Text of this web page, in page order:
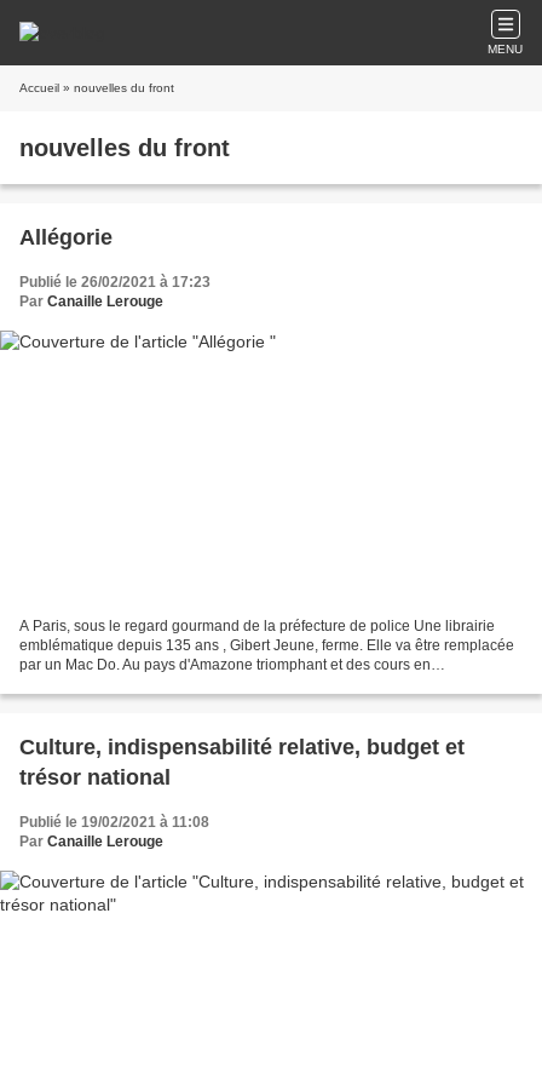
MENU
Accueil » nouvelles du front
nouvelles du front
Allégorie
Publié le 26/02/2021 à 17:23
Par Canaille Lerouge
A Paris, sous le regard gourmand de la préfecture de police Une librairie
emblématique depuis 135 ans , Gibert Jeune, ferme. Elle va être remplacée
par un Mac Do. Au pays d'Amazone triomphant et des cours en
Culture, indispensabilité relative, budget et
trésor national
Publié le 19/02/2021 à 11:08
Par Canaille Lerouge